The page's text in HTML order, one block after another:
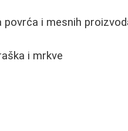
povrća i mesnih
i mrkve